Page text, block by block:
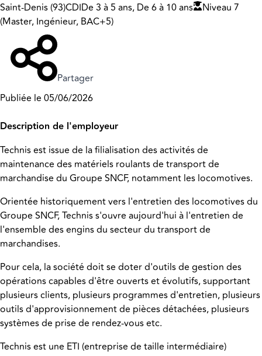
Saint-Denis (93)CDIDe 3 à 5 ans, De 6 à 10 ans
Niveau 7
(Master, Ingénieur, BAC+5)
Partager
Publiée le 05/06/2026
Description de l'employeur
Technis est issue de la filialisation des activités de
maintenance des matériels roulants de transport de
marchandise du Groupe SNCF, notamment les locomotives.
Orientée historiquement vers l'entretien des locomotives du
Groupe SNCF, Technis s'ouvre aujourd'hui à l'entretien de
l'ensemble des engins du secteur du transport de
marchandises.
Pour cela, la société doit se doter d'outils de gestion des
opérations capables d'être ouverts et évolutifs, supportant
plusieurs clients, plusieurs programmes d'entretien, plusieurs
outils d'approvisionnement de pièces détachées, plusieurs
systèmes de prise de rendez-vous etc.
Technis est une ETI (entreprise de taille intermédiaire)